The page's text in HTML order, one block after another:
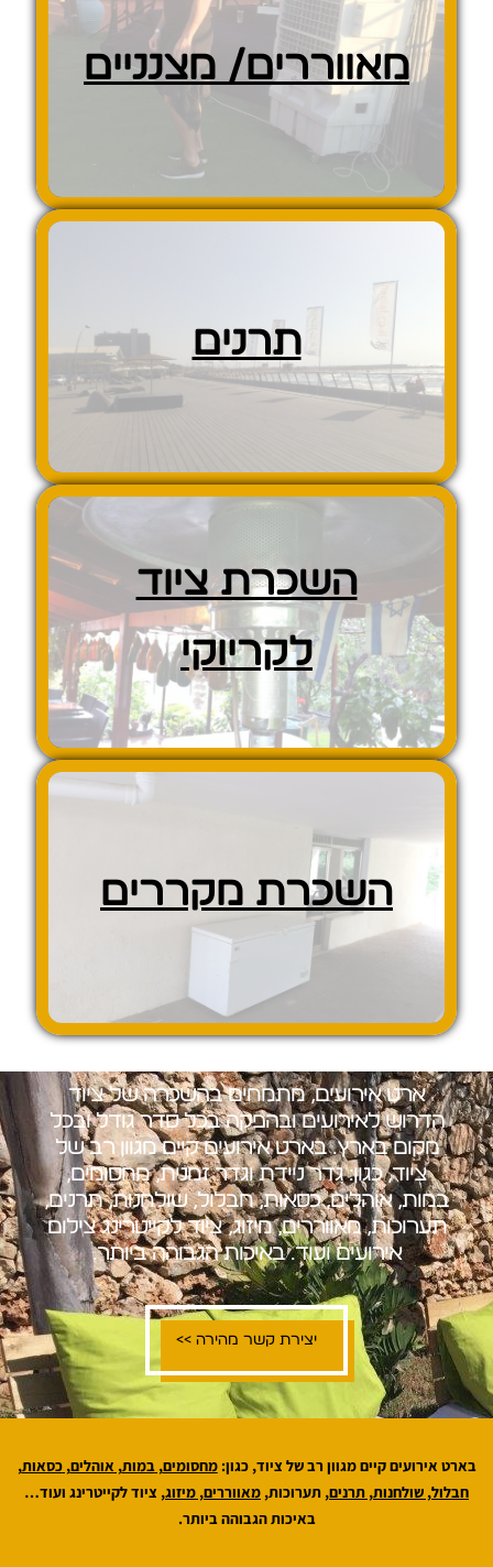
מאווררים/ מצנניים
תרנים
השכרת ציוד
לקריוקי
השכרת מקררים
ארט אירועים, מתמחים בהשכרה של ציוד
הדרוש לאירועים ובהפקה בכל סדר גודל ובכל
מקום בארץ. בארט אירועים קיים מגוון רב של
ציוד, כגון: גדר ניידת וגדר זמנית, מחסומים,
במות, אוהלים, כסאות, חבלול, שולחנות, תרנים,
תערוכות, מאווררים, מיזוג, ציוד לקייטרינג צילום
אירועים ועוד… באיכות הגבוהה ביותר.
יצירת קשר מהירה >>
בארט אירועים קיים מגוון רב של ציוד, כגון:מחסומים,במות, אוהלים,כסאות,
חבלול, שולחנות, תרנים, תערוכות, מאווררים, מיזוג, ציוד לקייטרינג ועוד…
באיכות הגבוהה ביותר.